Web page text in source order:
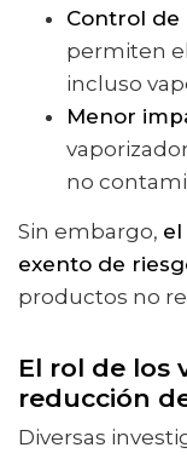
Control de
permiten
incluso
Menor
no
Sin embargo, el
exento de
productos no
El rol de los
reducción
Diversas